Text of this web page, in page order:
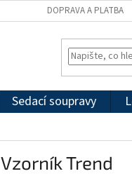
DOPRAVA A PLATBA
Sedací soupravy
Vzorník Trend